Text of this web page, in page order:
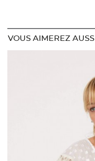
VOUS AIMEREZ AUSSI